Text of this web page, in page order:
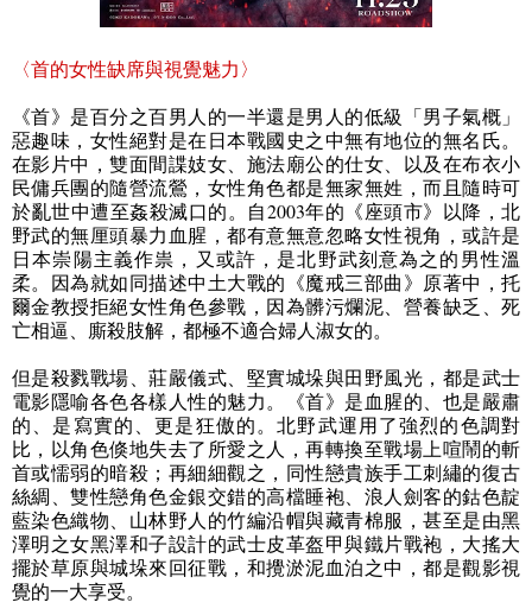
〈首的女性缺席與視覺魅力〉
《首》是百分之百男人的一半還是男人的低級「男子氣概」
惡趣味，女性絕對是在日本戰國史之中無有地位的無名氏。
在影片中，雙面間諜妓女、施法廟公的仕女、以及在布衣小
民傭兵團的隨營流鶯，女性角色都是無家無姓，而且隨時可
於亂世中遭至姦殺滅口的。自2003年的《座頭市》以降，北
野武的無厘頭暴力血腥，都有意無意忽略女性視角，或許是
日本崇陽主義作祟，又或許，是北野武刻意為之的男性溫
柔。因為就如同描述中土大戰的《魔戒三部曲》原著中，托
爾金教授拒絕女性角色參戰，因為髒污爛泥、營養缺乏、死
亡相逼、廝殺肢解，都極不適合婦人淑女的。
但是殺戮戰場、莊嚴儀式、堅實城垛與田野風光，都是武士
電影隱喻各色各樣人性的魅力。《首》是血腥的、也是嚴肅
的、是寫實的、更是狂傲的。北野武運用了強烈的色調對
比，以角色倏地失去了所愛之人，再轉換至戰場上喧鬧的斬
首或懦弱的暗殺；再細細觀之，同性戀貴族手工刺繡的復古
絲綢、雙性戀角色金銀交錯的高檔睡袍、浪人劍客的鈷色靛
藍染色織物、山林野人的竹編沿帽與藏青棉服，甚至是由黑
澤明之女黑澤和子設計的武士皮革盔甲與鐵片戰袍，大搖大
擺於草原與城垛來回征戰，和攪淤泥血泊之中，都是觀影視
覺的一大享受。